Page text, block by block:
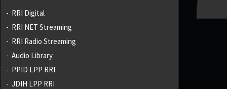
RRI Digital
RRI NET Streaming
RRI Radio Streaming
Audio Library
PPID LPP RRI
JDIH LPP RRI